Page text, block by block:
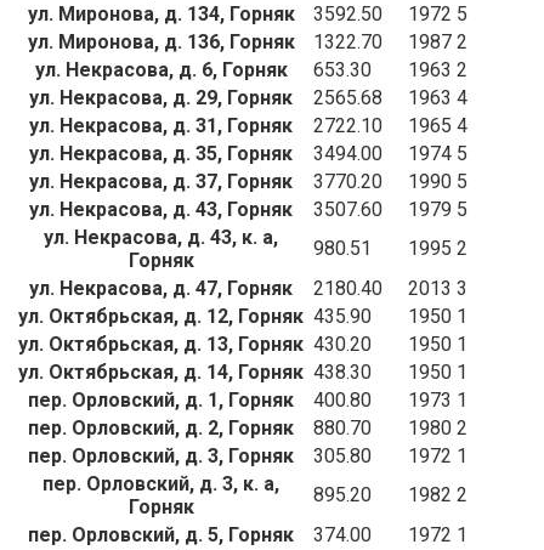
ул. Миронова, д. 134, Горняк
3592.50 1972 5
ул. Миронова, д. 136, Горняк
1322.70 1987 2
ул. Некрасова, д. 6, Горняк
653.30 1963 2
ул. Некрасова, д. 29, Горняк
2565.68 1963 4
ул. Некрасова, д. 31, Горняк
2722.10 1965 4
ул. Некрасова, д. 35, Горняк
3494.00 1974 5
ул. Некрасова, д. 37, Горняк
3770.20 1990 5
ул. Некрасова, д. 43, Горняк
3507.60 1979 5
ул. Некрасова, д. 43, к. а,
Горняк
980.51 1995 2
ул. Некрасова, д. 47, Горняк
2180.40 2013 3
ул. Октябрьская, д. 12, Горняк 435.90 1950 1
ул. Октябрьская, д. 13, Горняк 430.20 1950 1
ул. Октябрьская, д. 14, Горняк 438.30 1950 1
пер. Орловский, д. 1, Горняк
400.80 1973 1
пер. Орловский, д. 2, Горняк
880.70 1980 2
пер. Орловский, д. 3, Горняк
305.80 1972 1
пер. Орловский, д. 3, к. а,
Горняк
895.20 1982 2
пер. Орловский, д. 5, Горняк
374.00 1972 1